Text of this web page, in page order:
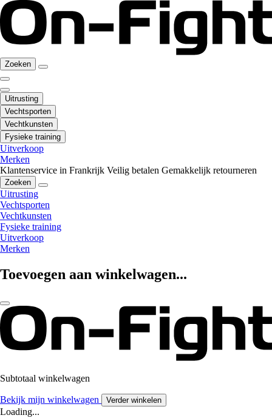
Zoeken
Uitrusting
Vechtsporten
Vechtkunsten
Fysieke training
Uitverkoop
Merken
Klantenservice in Frankrijk Veilig betalen Gemakkelijk retourneren
Zoeken
Uitrusting
Vechtsporten
Vechtkunsten
Fysieke training
Uitverkoop
Merken
Toevoegen aan winkelwagen...
Subtotaal winkelwagen
Bekijk mijn winkelwagen Verder winkelen
Loading...